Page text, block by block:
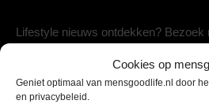
Cookies op
Geniet optimaal van mensgoodlife.nl door
en privacybeleid.
Lifestyle nieuws ontdekken? Bezoek
entertainment, mode, gezondheid,